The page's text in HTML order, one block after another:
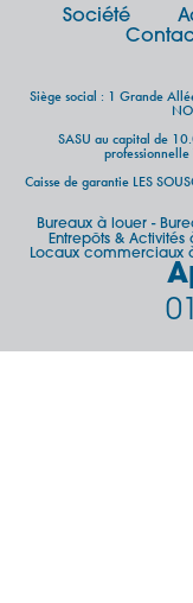
Société
Siège social : 1 Grande
SASU au capital de
Caisse de garantie LES
Bureaux à louer-
Entrepôts & Activités
Locaux commerciaux